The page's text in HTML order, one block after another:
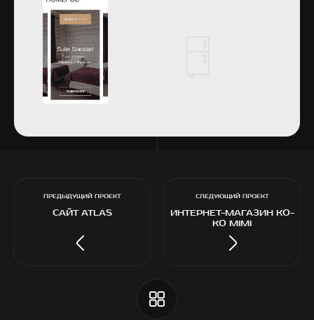
ПРЕДЫДУЩИЙ ПРОЕКТ
САЙТ ATLAS
РАЗРАБОТКА ДИЗАЙНА
СЛЕДУЮЩИЙ ПРОЕКТ
ИНТЕРНЕТ-МАГАЗИН KO-
KO MIMI